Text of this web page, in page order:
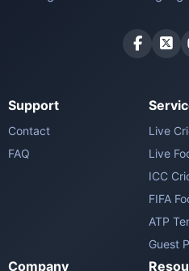
Support
Contact
FAQ
Live
Live
ICC
FIFA
ATP
Guest
Company